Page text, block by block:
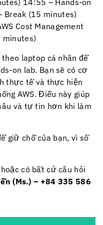
14:55 – Hands-on
Break (15 minutes)
Cost Management
minutes)
laptop cá nhân để
on lab. Bạn sẽ có cơ
thực tế và thực hiện
AWS. Điều này giúp
và tự tin hơn khi làm
giữ chỗ của bạn, vì số
có bất cứ câu hỏi
(Ms.) – +84 335 586